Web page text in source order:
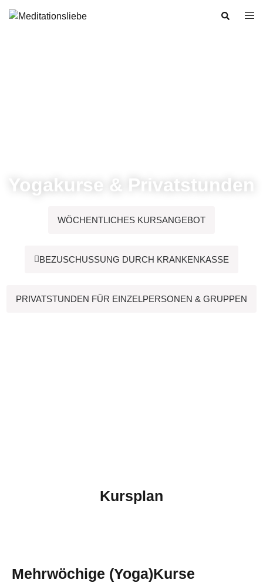
Yogakurse & Privatstunden
WÖCHENTLICHES KURSANGEBOT
BEZUSCHUSSUNG DURCH KRANKENKASSE
PRIVATSTUNDEN FÜR EINZELPERSONEN & GRUPPEN
Kursplan
Mehrwöchige (Yoga)Kurse